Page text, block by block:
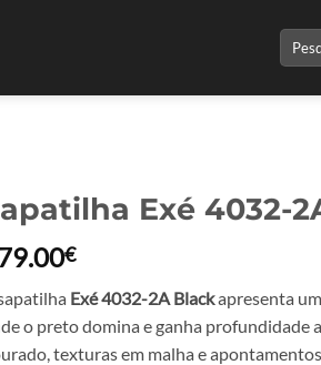
por:
Exé 4032-
€
Exé 4032-2A Blackapresenta
o preto domina e ganha profundidade
texturas em malha e